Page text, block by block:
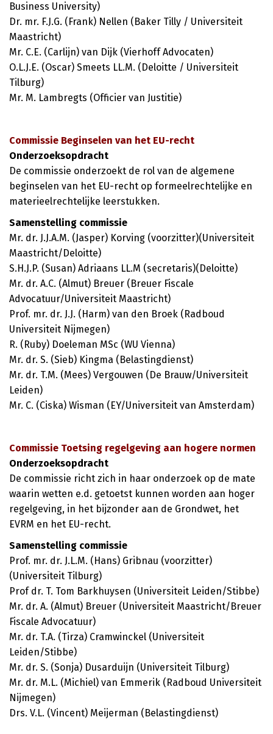
Business University)
Dr. mr. F.J.G. (Frank) Nellen (Baker Tilly / Universiteit
Maastricht)
Mr. C.E. (Carlijn) van Dijk (Vierhoff Advocaten)
O.L.J.E. (Oscar) Smeets LL.M. (Deloitte / Universiteit
Tilburg)
Mr. M. Lambregts (Officier van Justitie)
Commissie Beginselen van het EU-recht
Onderzoeksopdracht
De commissie onderzoekt de rol van de algemene
beginselen van het EU-recht op formeelrechtelijke en
materieelrechtelijke leerstukken.
Samenstelling commissie
Mr. dr. J.J.A.M. (Jasper) Korving (voorzitter)(Universiteit
Maastricht/Deloitte)
S.H.J.P. (Susan) Adriaans LL.M (secretaris)(Deloitte)
Mr. dr. A.C. (Almut) Breuer (Breuer Fiscale
Advocatuur/Universiteit Maastricht)
Prof. mr. dr. J.J. (Harm) van den Broek (Radboud
Universiteit Nijmegen)
R. (Ruby) Doeleman MSc (WU Vienna)
Mr. dr. S. (Sieb) Kingma (Belastingdienst)
Mr. dr. T.M. (Mees) Vergouwen (De Brauw/Universiteit
Leiden)
Mr. C. (Ciska) Wisman (EY/Universiteit van Amsterdam)
Commissie Toetsing regelgeving aan hogere normen
Onderzoeksopdracht
De commissie richt zich in haar onderzoek op de mate
waarin wetten e.d. getoetst kunnen worden aan hoger
regelgeving, in het bijzonder aan de Grondwet, het
EVRM en het EU-recht.
Samenstelling commissie
Prof. mr. dr. J.L.M. (Hans) Gribnau (voorzitter)
(Universiteit Tilburg)
Prof dr. T. Tom Barkhuysen (Universiteit Leiden/Stibbe)
Mr. dr. A. (Almut) Breuer (Universiteit Maastricht/Breuer
Fiscale Advocatuur)
Mr. dr. T.A. (Tirza) Cramwinckel (Universiteit
Leiden/Stibbe)
Mr. dr. S. (Sonja) Dusarduijn (Universiteit Tilburg)
Mr. dr. M.L. (Michiel) van Emmerik (Radboud Universiteit
Nijmegen)
Drs. V.L. (Vincent) Meijerman (Belastingdienst)